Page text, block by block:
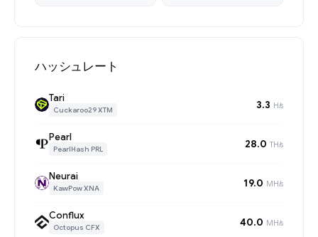
ハッシュレート
Tari
Cuckaroo29 XTM 3.3 H/s
Pearl
PearlHash PRL 28.0 TH/s
Neurai
KawPow XNA 19.0 MH/s
Conflux
Octopus CFX 40.0 MH/s